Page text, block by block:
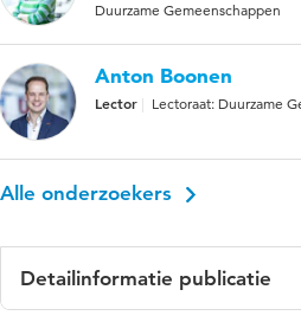
Duurzame Gemeenschappen
Anton Boonen
Lector Lectoraat: Duurzame
Alle onderzoekers
Detailinformatie publicatie